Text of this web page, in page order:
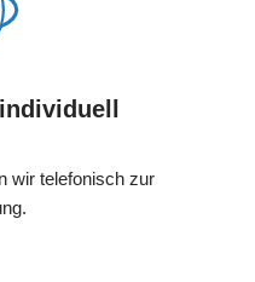
wir telefonisch zur